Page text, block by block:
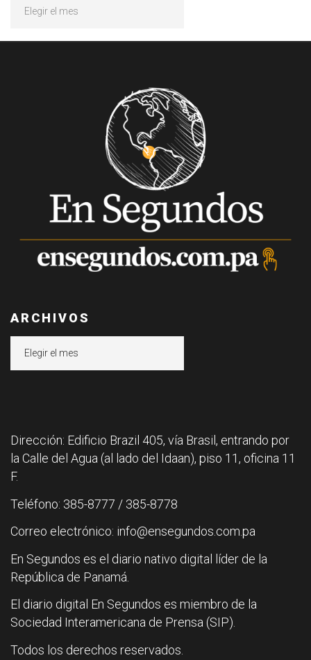
ARCHIVOS
Dirección: Edificio Brazil 405, vía Brasil, entrando por
la Calle del Agua (al lado del Idaan), piso 11, oficina 11
F.
Teléfono: 385-8777 / 385-8778
Correo electrónico: info@ensegundos.com.pa
En Segundos es el diario nativo digital líder de la
República de Panamá.
El diario digital En Segundos es miembro de la
Sociedad Interamericana de Prensa (SIP).
Todos los derechos reservados.